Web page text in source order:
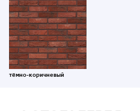
тёмно-коричневый